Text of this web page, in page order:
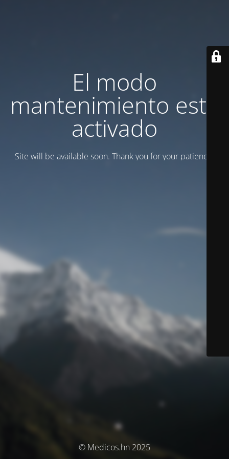
El modo
mantenimiento está
activado
Site will be available soon. Thank you for your patience!
© Medicos.hn 2025